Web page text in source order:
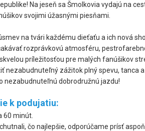
Na jeseň sa Šmolkovia vydajú na
svojimi úžasnými piesňami.
na tvári každému dieťaťu a ich nová
rozprávkovú atmosféru,
príležitosťou pre malých fanúšikov
nezabudnuteľný zážitok plný spevu, tanca
nezabudnuteľnú dobrodružnú jazdu!
k podujatiu:
60 minút.
čo najlepšie, odporúčame prísť